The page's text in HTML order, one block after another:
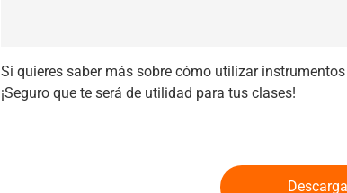
Si quieres saber más sobre cómo utilizar
¡Seguro que te será de utilidad para tus clases!